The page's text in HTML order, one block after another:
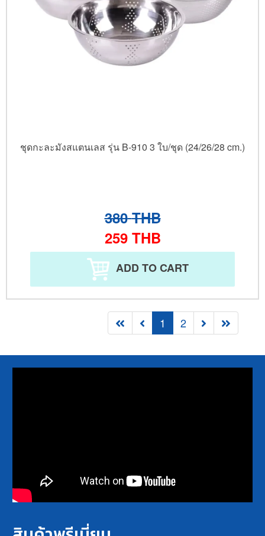
ชุดกะละมังสแตนเลส รุ่น B-910 3 ใบ/ชุด (24/26/28 cm.)
380 THB
259 THB
ADD TO CART
1 2